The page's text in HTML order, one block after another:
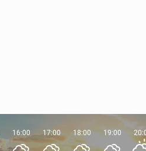
16:00 17:00 18:00 19:00